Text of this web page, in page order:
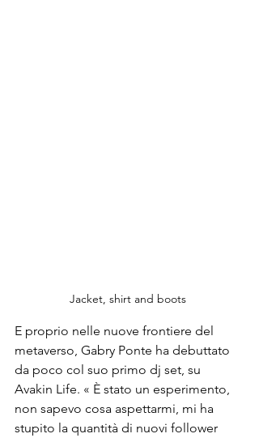
Jacket, shirt and boots
E proprio nelle nuove frontiere del
metaverso, Gabry Ponte ha debuttato
da poco col suo primo dj set, su
Avakin Life. « È stato un esperimento,
non sapevo cosa aspettarmi, mi ha
stupito la quantità di nuovi follower